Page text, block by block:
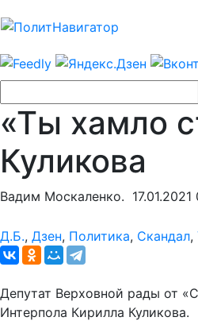
«Ты хамло
Куликова
Вадим Москаленко.
Д.Б., Дзен, Политика, Скандал,
Депутат Верховной рады от
Интерпола Кирилла Куликова.